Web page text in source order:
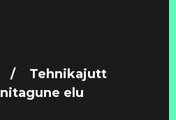
/
Tehnikajutt
elu